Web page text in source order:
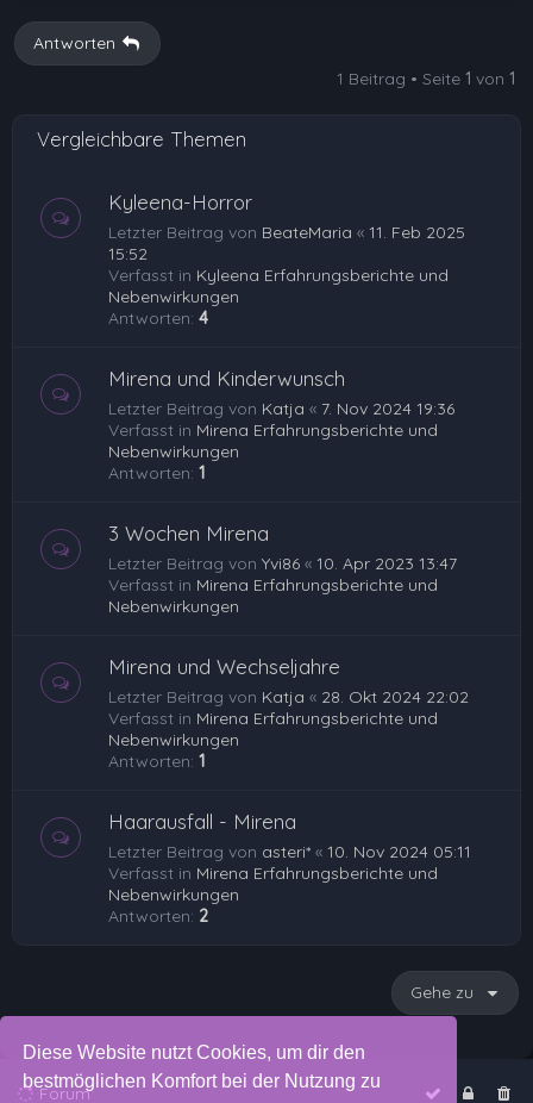
Diese Website nutzt Cookies, um dir den
bestmöglichen Komfort bei der Nutzung zu
b
Antworten
1 Beitrag • Seite 1 von 1
Vergleichbare Themen
Kyleena-Horror
Letzter Beitrag von BeateMaria « 11. Feb 2025
15:52
Verfasst in Kyleena Erfahrungsberichte und
Nebenwirkungen
Antworten: 4
Mirena und Kinderwunsch
Letzter Beitrag von Katja « 7. Nov 2024 19:36
Verfasst in Mirena Erfahrungsberichte und
Nebenwirkungen
Antworten: 1
3 Wochen Mirena
Letzter Beitrag von Yvi86 « 10. Apr 2023 13:47
Verfasst in Mirena Erfahrungsberichte und
Nebenwirkungen
Mirena und Wechseljahre
Letzter Beitrag von Katja « 28. Okt 2024 22:02
Verfasst in Mirena Erfahrungsberichte und
Nebenwirkungen
Antworten: 1
Haarausfall - Mirena
Letzter Beitrag von asteri* « 10. Nov 2024 05:11
Verfasst in Mirena Erfahrungsberichte und
Nebenwirkungen
Antworten: 2
Gehe zu
Forum